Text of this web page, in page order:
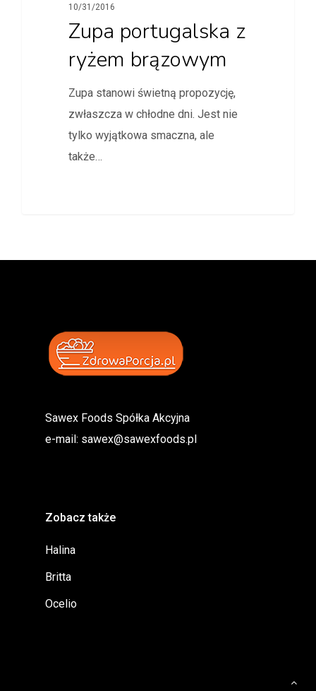
10/31/2016
Zupa portugalska z
ryżem brązowym
Zupa stanowi świetną propozycję,
zwłaszcza w chłodne dni. Jest nie
tylko wyjątkowa smaczna, ale
także…
Sawex Foods Spółka Akcyjna
e-mail: sawex@sawexfoods.pl
Zobacz także
Halina
Britta
Ocelio